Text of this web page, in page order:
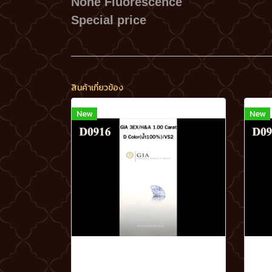
Special price
สินค้าเกี่ยวข้อง
New New